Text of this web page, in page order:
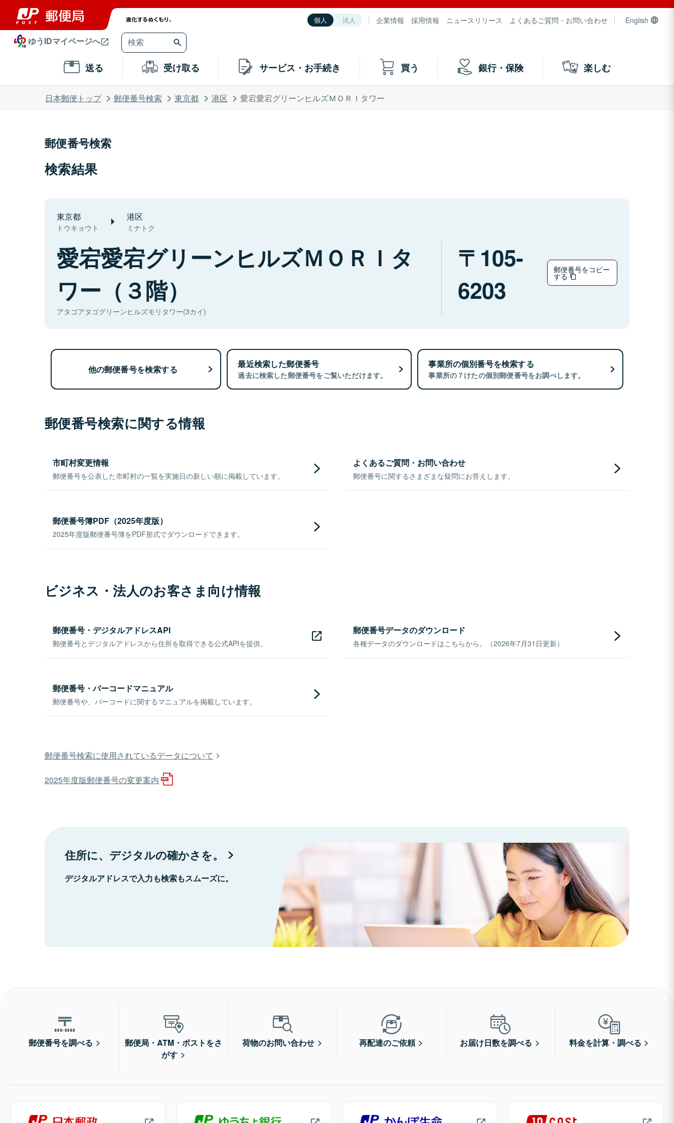
個人 法人 企業情報 採用情報 ニュースリリース よくあるご質問・お問い合わせ English
ゆうIDマイページへ
送る 受け取る サービス・お手続き 買う 銀行・保険 楽しむ
日本郵便トップ 郵便番号検索 東京都 港区 愛宕愛宕グリーンヒルズＭＯＲＩタワー
郵便番号検索
検索結果
東京都
トウキョウト
港区
ミナトク
愛宕愛宕グリーンヒルズＭＯＲＩタ
ワー（３階）
アタゴアタゴグリーンヒルズモリタワー(3カイ)
105-
6203
郵便番号をコピー
する
他の郵便番号を検索する 最近検索した郵便番号
過去に検索した郵便番号をご覧いただけます。
事業所の個別番号を検索する
事業所の７けたの個別郵便番号をお調べします。
郵便番号検索に関する情報
市町村変更情報
郵便番号を公表した市町村の一覧を実施日の新しい順に掲載しています。
よくあるご質問・お問い合わせ
郵便番号に関するさまざまな疑問にお答えします。
郵便番号簿PDF（2025年度版）
2025年度版郵便番号簿をPDF形式でダウンロードできます。
ビジネス・法人のお客さま向け情報
郵便番号・デジタルアドレスAPI
郵便番号とデジタルアドレスから住所を取得できる公式APIを提供。
郵便番号データのダウンロード
各種データのダウンロードはこちらから。（2026年7月31日更新）
郵便番号・バーコードマニュアル
郵便番号や、バーコードに関するマニュアルを掲載しています。
郵便番号検索に使用されているデータについて
2025年度版郵便番号の変更案内
住所に、デジタルの確かさを。
デジタルアドレスで入力も検索もスムーズに。
郵便番号を調べる
郵便局・ATM・ポストをさ
がす
荷物のお問い合わせ 再配達のご依頼 お届け日数を調べる 料金を計算・調べる